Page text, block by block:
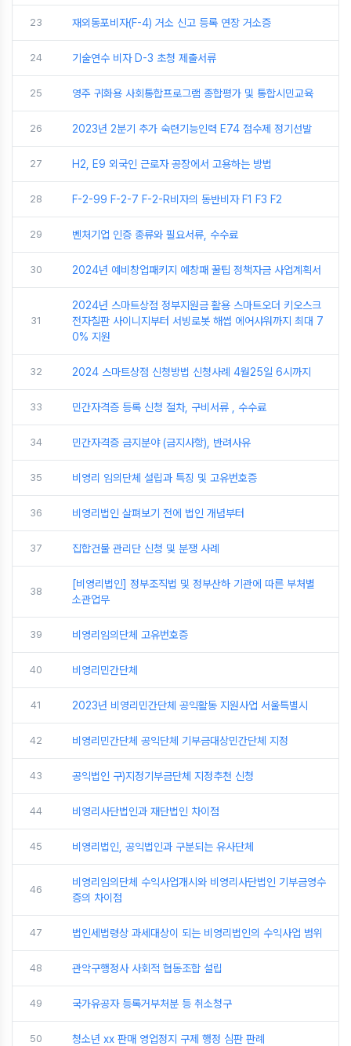
23 재외동포비자(F-4) 거소 신고 등록 연장 거소증
24 기술연수 비자 D-3 초청 제출서류
25 영주 귀화용 사회통합프로그램 종합평가 및 통합시민교육
26 2023년 2분기 추가 숙련기능인력 E74 점수제 정기선발
27 H2, E9 외국인 근로자 공장에서 고용하는 방법
28 F-2-99 F-2-7 F-2-R비자의 동반비자 F1 F3 F2
29 벤처기업 인증 종류와 필요서류, 수수료
30 2024년 예비창업패키지 예창패 꿀팁 정책자금 사업계획서
31
2024년 스마트상점 정부지원금 활용 스마트오더 키오스크
전자칠판 사이니지부터 서빙로봇 해썹 에어샤워까지 최대 7
0% 지원
32 2024 스마트상점 신청방법 신청사례 4월25일 6시까지
33 민간자격증 등록 신청 절차, 구비서류 , 수수료
34 민간자격증 금지분야 (금지사항), 반려사유
35 비영리 임의단체 설립과 특징 및 고유번호증
36 비영리법인 살펴보기 전에 법인 개념부터
37 집합건물 관리단 신청 및 분쟁 사례
38
[비영리법인] 정부조직법 및 정부산하 기관에 따른 부처별
소관업무
39 비영리임의단체 고유번호증
40 비영리민간단체
41 2023년 비영리민간단체 공익활동 지원사업 서울특별시
42 비영리민간단체 공익단체 기부금대상민간단체 지정
43 공익법인 구)지정기부금단체 지정추천 신청
44 비영리사단법인과 재단법인 차이점
45 비영리법인, 공익법인과 구분되는 유사단체
46
비영리임의단체 수익사업개시와 비영리사단법인 기부금영수
증의 차이점
47 법인세법령상 과세대상이 되는 비영리법인의 수익사업 범위
48 관악구행정사 사회적 협동조합 설립
49 국가유공자 등록거부처분 등 취소청구
50 청소년 xx 판매 영업정지 구제 행정 심판 판례